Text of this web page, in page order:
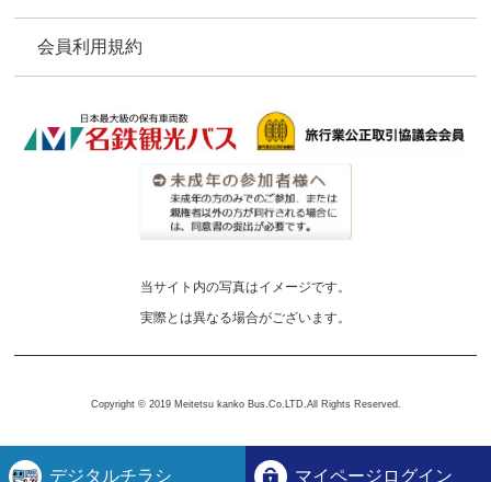
デジタルチラシ マイページログイン
会員利用規約
当サイト内の写真はイメージです。
実際とは異なる場合がございます。
Copyright © 2019 Meitetsu kanko Bus.Co.LTD.All Rights Reserved.